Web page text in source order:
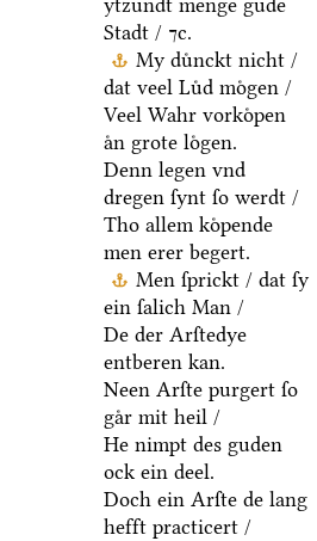
ytzundt menge gude
Stadt / ⁊c.
My duͤnckt nicht /
dat veel Luͤd moͤgen /
Veel Wahr vorkoͤpen
aͤn grote loͤgen.
Denn legen vnd
dregen ſynt ſo werdt /
Tho allem koͤpende
men erer begert.
Men ſprickt / dat ſy
ein ſalich Man /
De der Arſtedye
entberen kan.
Neen Arſte purgert ſo
gaͤr mit heil /
He nimpt des guden
ock ein deel.
Doch ein Arſte de lang
hefft practicert /